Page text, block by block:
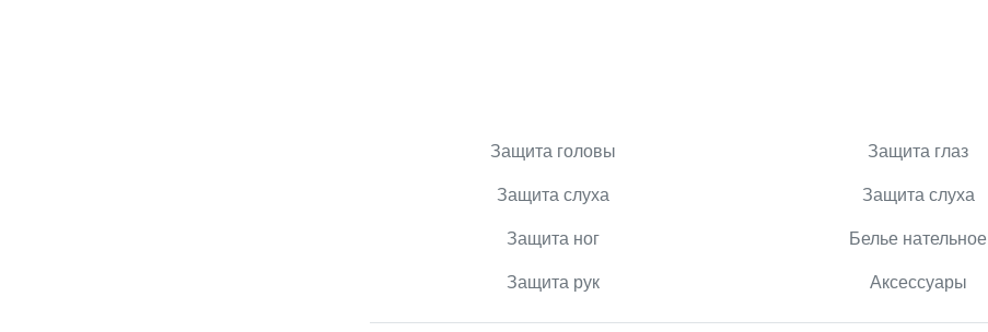
Защита головы
Защита слуха
Защита ног
Защита рук
Защита глаз
Защита слуха
Белье нательное
Аксессуары